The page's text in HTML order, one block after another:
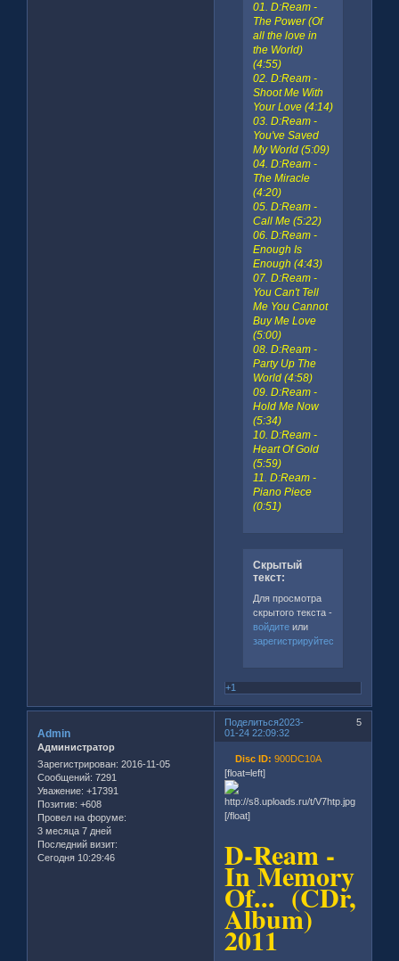
01. D:Ream -
The Power (Of
all the love in
the World)
(4:55)
02. D:Ream -
Shoot Me With
Your Love (4:14)
03. D:Ream -
You've Saved
My World (5:09)
04. D:Ream -
The Miracle
(4:20)
05. D:Ream -
Call Me (5:22)
06. D:Ream -
Enough Is
Enough (4:43)
07. D:Ream -
You Can't Tell
Me You Cannot
Buy Me Love
(5:00)
08. D:Ream -
Party Up The
World (4:58)
09. D:Ream -
Hold Me Now
(5:34)
10. D:Ream -
Heart Of Gold
(5:59)
11. D:Ream -
Piano Piece
(0:51)
Скрытый
текст:
Для просмотра
скрытого текста -
войдитеили
зарегистрируйтесь
+1
Поделиться 5
2023-
01-24 22:09:32
Admin
Администратор
Зарегистрирован: 2016-11-05
Сообщений: 7291
Уважение: +17391
Позитив: +608
Провел на форуме:
3 месяца 7 дней
Последний визит:
Сегодня 10:29:46
Disc ID: 900DC10A
[float=left]
[/float]
D-Ream -
In Memory
Of... (CDr,
Album)
2011